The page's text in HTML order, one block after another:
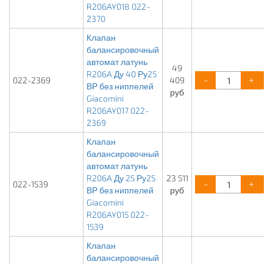
R206AY018 022-
2370
022-2369
Клапан
балансировочный
автомат латунь
R206A Ду 40 Ру25
ВР без ниппелей
Giacomini
R206AY017 022-
2369
49
409
руб
- +
022-1539
Клапан
балансировочный
автомат латунь
R206A Ду 25 Ру25
ВР без ниппелей
Giacomini
R206AY015 022-
1539
23 511
руб
- +
Клапан
балансировочный